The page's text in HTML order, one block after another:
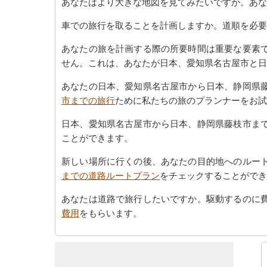
あなたはより大きな地図を見てみたいですか。あ
車での旅行を取ることを計画しますか。道順を必
あなたの旅を計画する際の所要時間は重要な要素
せん。これは、あなたが日本、愛知県名古屋市と
あなたの日本、愛知県名古屋市から日本、静岡
市までの旅行ために私たちの旅のプランナーをお
日本、愛知県名古屋市から日本、静岡県藤枝市
ことができます。
新しい場所に行くの後、あなたの目的地へのルー
までの道路ルートプランをチェックすることがで
あなたは道路で旅行したいですか。駆動するのに
費用をもらいます。